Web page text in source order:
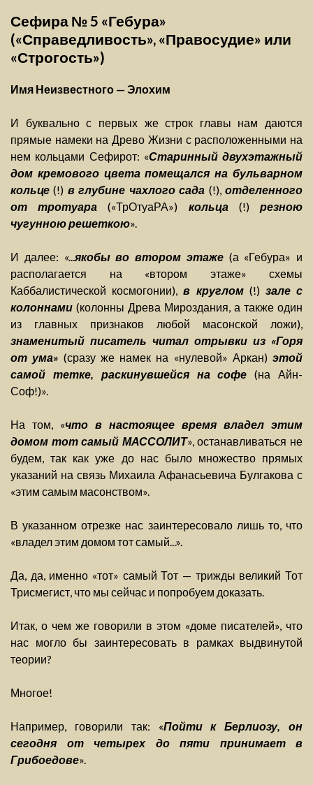
Сефира № 5 «Гебура»
(«Справедливость», «Правосудие» или
«Строгость»)
Имя Неизвестного — Элохим
И буквально с первых же строк главы нам даются
прямые намеки на Древо Жизни с расположенными на
нем кольцами Сефирот: «Старинный двухэтажный
дом кремового цвета помещался на бульварном
кольце (!) в глубине чахлого сада (!),отделенного
от тротуара («ТрОтуаРА») кольца (!)резною
чугунною решеткою».
И далее: «... якобы во втором этаже(а «Гебура» и
располагается на «втором этаже» схемы
Каббалистической космогонии),в круглом(!) зале с
колоннами (колонны Древа Мироздания, а также один
из главных признаков любой масонской ложи),
знаменитый писатель читал отрывки из «Горя
от ума» (сразу же намек на «нулевой» Аркан) этой
самой тетке, раскинувшейся на софе (на Айн-
Соф!)».
На том, «что в настоящее время владел этим
домом тот самый МАССОЛИТ», останавливаться не
будем, так как уже до нас было множество прямых
указаний на связь Михаила Афанасьевича Булгакова с
«этим самым масонством».
В указанном отрезке нас заинтересовало лишь то, что
«владел этим домом тот самый...».
Да, да, именно «тот» самый Тот — трижды великий Тот
Трисмегист, что мы сейчас и попробуем доказать.
Итак, о чем же говорили в этом «доме писателей», что
нас могло бы заинтересовать в рамках выдвинутой
теории?
Многое!
Например, говорили так: «Пойти к Берлиозу, он
сегодня от четырех до пяти принимает в
Грибоедове».